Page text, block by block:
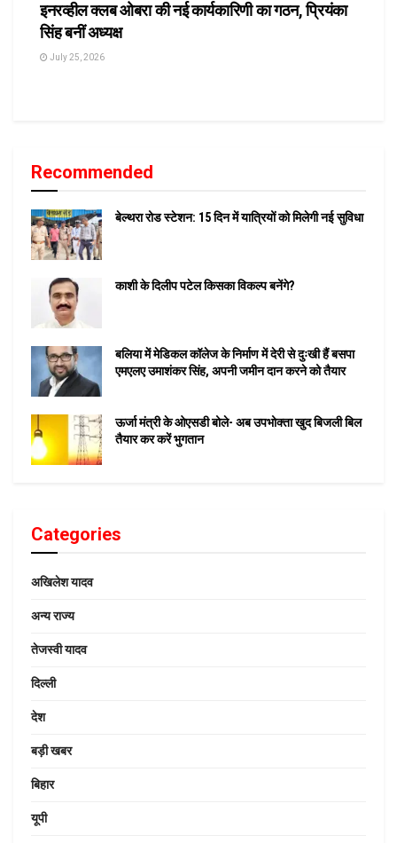
इनरव्हील क्लब ओबरा की नई कार्यकारिणी का गठन, प्रियंका
सिंह बनीं अध्यक्ष
July 25, 2026
Recommended
बेल्थरा रोड स्टेशन: 15 दिन में यात्रियों को मिलेगी नई सुविधा
काशी के दिलीप पटेल किसका विकल्प बनेंगे?
बलिया में मेडिकल कॉलेज के निर्माण में देरी से दुःखी हैं बसपा
एमएलए उमाशंकर सिंह, अपनी जमीन दान करने को तैयार
ऊर्जा मंत्री के ओएसडी बोले- अब उपभोक्ता खुद बिजली बिल
तैयार कर करें भुगतान
Categories
अखिलेश यादव
अन्य राज्य
तेजस्वी यादव
दिल्ली
देश
बड़ी खबर
बिहार
यूपी